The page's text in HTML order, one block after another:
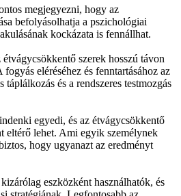
megjegyezni, hogy az
befolyásolhatja a pszichológiai
kockázata is fennállhat.
szerek hosszú távon
eléréséhez és fenntartásához az
táplálkozás és a rendszeres testmozgás
egyedi, és az étvágycsökkentő
eltérő lehet. Ami egyik személynek
hogy ugyanazt az eredményt
eszközként használhatók, és